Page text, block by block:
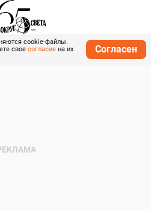
cookie-файлы.
свое согласие на их
Согласен